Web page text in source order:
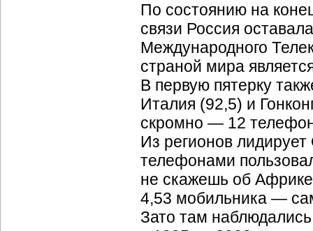
По состоянию на
связи Россия
Международного
страной мира
В первую пятерку
Италия (92,5) и
скромно — 12
Из регионов
телефонами
не скажешь об
4,53 мобильника —
Зато там